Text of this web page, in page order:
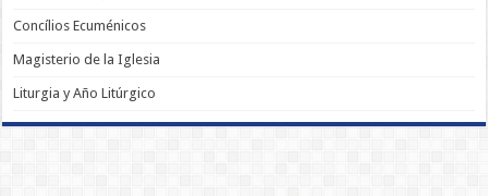
Concílios Ecuménicos
Magisterio de la Iglesia
Liturgia y Año Litúrgico